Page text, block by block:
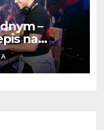
–
na
z